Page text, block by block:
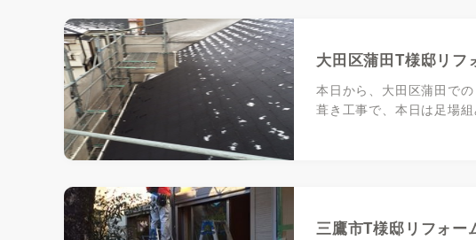
大田区蒲田T様邸リフ
本日から、大田区蒲田で
葺き工事で、本日は足場
三鷹市T様邸リフォー